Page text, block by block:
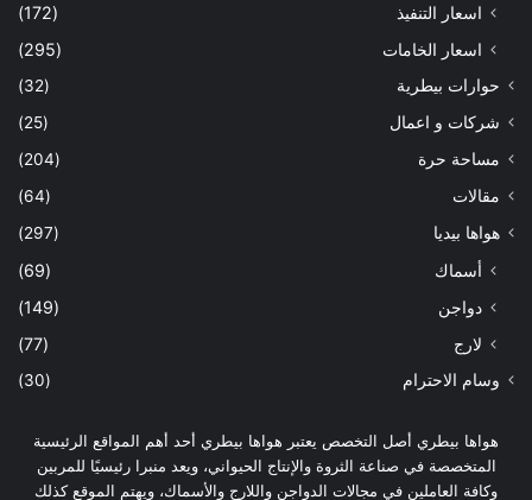
اسعار التنفيذ
(172)
اسعار الخامات
(295)
حوارات بيطرية
(32)
شركات و اعمال
(25)
مساحة حرة
(204)
مقالات
(64)
هواها بيديا
(297)
أسماك
(69)
دواجن
(149)
لارج
(77)
وسام الاحترام (30)
هواها بيطري أصل التخصص يعتبر هواها بيطري أحد أهم المواقع الرئيسية
المتخصصة في صناعة الثروة والإنتاج الحيواني، ويعد منبرا رئيسيًا للمربين
وكافة العاملين في مجالات الدواجن واللارج والأسماك، ويهتم الموقع كذلك